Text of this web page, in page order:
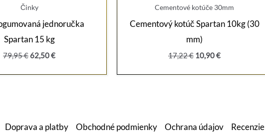
Činky
jednoručka
Spartan 15 kg
79,95€Pôvodná
bola:
62,50€Aktuálna
je:
Cementové kotúče 30mm
Cementový kotúč Spartan 10kg (30
mm)
17,22€ Pôvodná
bola:
10,90€Aktuálna
je:
Doprava a platby Obchodné podmienky Ochrana údajov Recenzie